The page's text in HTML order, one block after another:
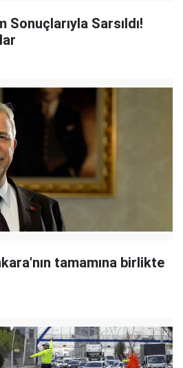
Sonuçlarıyla Sarsıldı!
tamamına birlikte